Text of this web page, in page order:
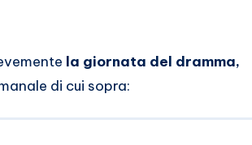
la giornata del dramma,
di cui sopra: